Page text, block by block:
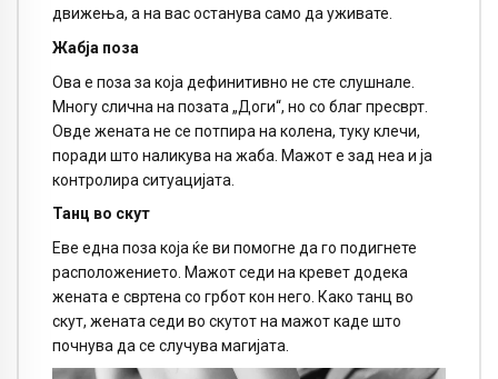
движења, а на вас останува само да уживате.
Жабја поза
Ова е поза за која дефинитивно не сте слушнале.
Многу слична на позата „Доги“, но со благ пресврт.
Овде жената не се потпира на колена, туку клечи,
поради што наликува на жаба. Мажот е зад неа и ја
контролира ситуацијата.
Танц во скут
Еве една поза која ќе ви помогне да го подигнете
расположението. Мажот седи на кревет додека
жената е свртена со грбот кон него. Како танц во
скут, жената седи во скутот на мажот каде што
почнува да се случува магијата.